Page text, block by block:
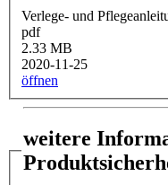
Verlege- und
pdf
2.33 MB
2020-11-25
öffnen
weitere